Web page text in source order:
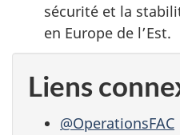
sécurité et la
en Europe de l’Est.
Liens
@OperationsFAC